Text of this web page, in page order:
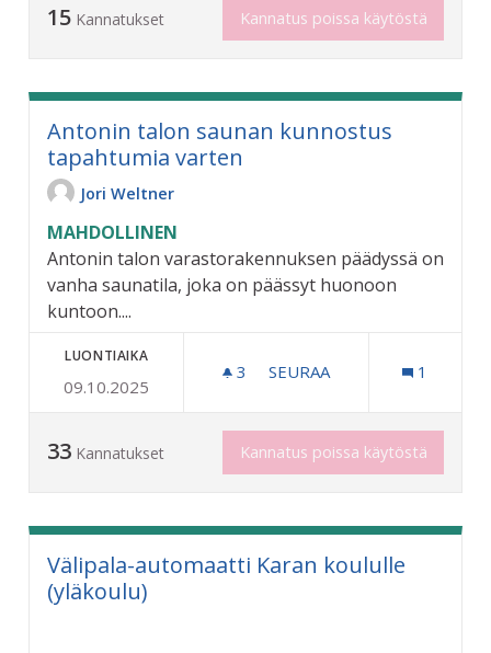
15 Kannatukset Kannatus poissa käytöstä
Antonin talon saunan kunnostus
tapahtumia varten
Jori Weltner
MAHDOLLINEN
Antonin talon varastorakennuksen päädyssä on
vanha saunatila, joka on päässyt huonoon
kuntoon....
LUONTIAIKA
09.10.2025
3 3 SEURAAJAA
SEURAA 1
33 Kannatukset Kannatus poissa käytöstä
Välipala-automaatti Karan koululle
(yläkoulu)